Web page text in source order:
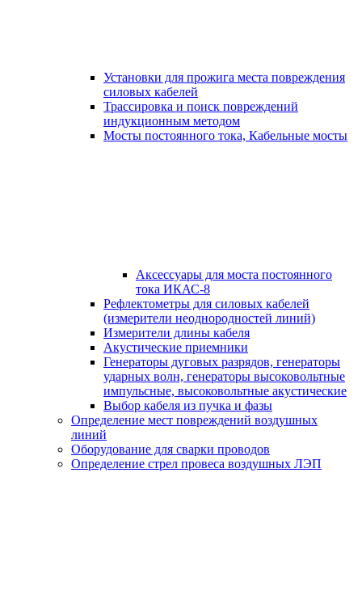
Установки для прожига места повреждения
силовых кабелей
Трассировка и поиск повреждений
индукционным методом
Мосты постоянного тока, Кабельные мосты
Аксессуары для моста постоянного
тока ИКАС-8
Рефлектометры для силовых кабелей
(измерители неоднородностей линий)
Измерители длины кабеля
Акустические приемники
Генераторы дуговых разрядов, генераторы
ударных волн, генераторы высоковольтные
импульсные, высоковольтные акустические
Выбор кабеля из пучка и фазы
Определение мест повреждений воздушных
линий
Оборудование для сварки проводов
Определение стрел провеса воздушных ЛЭП